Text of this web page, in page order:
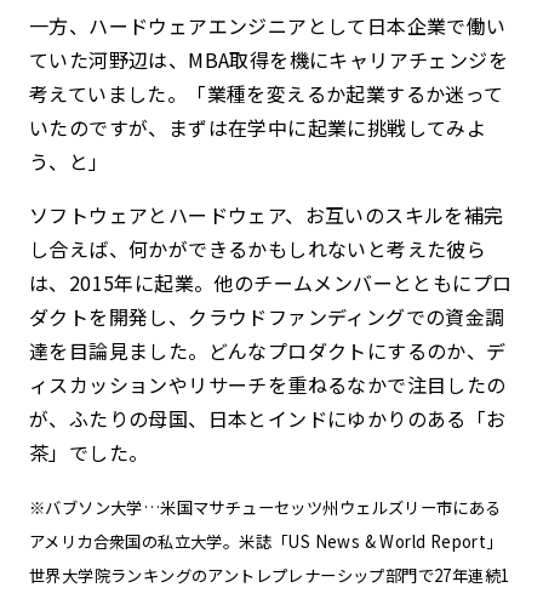
一方、ハードウェアエンジニアとして日本企業で働い
ていた河野辺は、MBA取得を機にキャリアチェンジを
考えていました。「業種を変えるか起業するか迷って
いたのですが、まずは在学中に起業に挑戦してみよ
う、と」
ソフトウェアとハードウェア、お互いのスキルを補完
し合えば、何かができるかもしれないと考えた彼ら
は、2015年に起業。他のチームメンバーとともにプロ
ダクトを開発し、クラウドファンディングでの資金調
達を目論見ました。どんなプロダクトにするのか、デ
ィスカッションやリサーチを重ねるなかで注目したの
が、ふたりの母国、日本とインドにゆかりのある「お
茶」でした。
※バブソン大学…米国マサチューセッツ州ウェルズリー市にある
アメリカ合衆国の私立大学。米誌「US News & World Report」
世界大学院ランキングのアントレプレナーシップ部門で27年連続1